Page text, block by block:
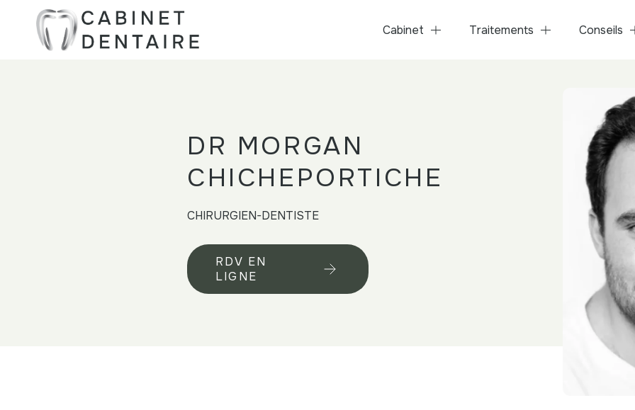
Cabinet Traitements Conseils
DR MORGAN
CHICHEPORTICHE
CHIRURGIEN-DENTISTE
RDV EN
LIGNE